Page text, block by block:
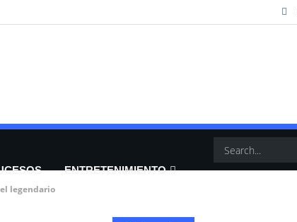
ENTRETENIMIENTO
legendario